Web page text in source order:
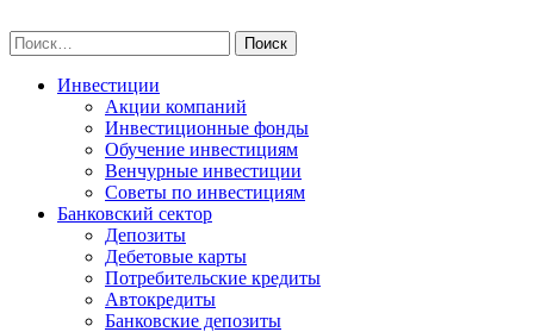
to
content
Найти:
Инвестиции
Акции компаний
Инвестиционные фонды
Обучение инвестициям
Венчурные инвестиции
Советы по инвестициям
Банковский сектор
Депозиты
Дебетовые карты
Потребительские кредиты
Автокредиты
Банковские депозиты